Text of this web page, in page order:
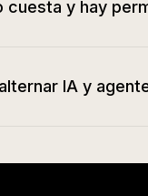
cuesta y hay
IA y